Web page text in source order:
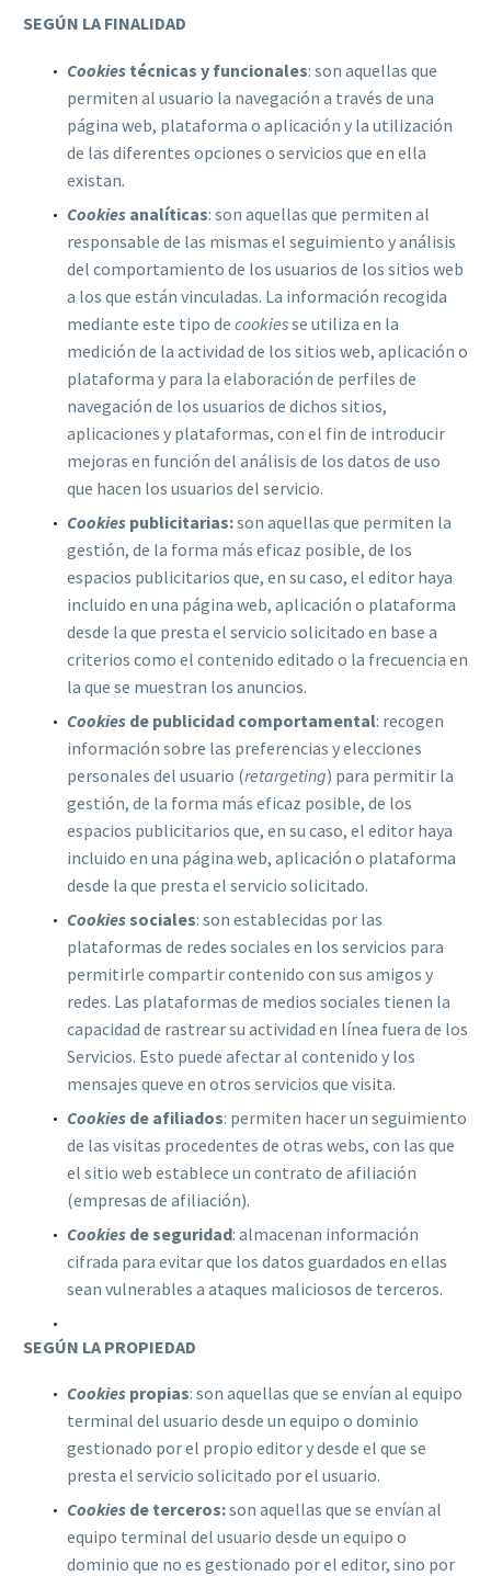
SEGÚN LA FINALIDAD
Cookies técnicas y funcionales: son aquellas que
permiten al usuario la navegación a través de una
página web, plataforma o aplicación y la utilización
de las diferentes opciones o servicios que en ella
existan.
Cookies analíticas: son aquellas que permiten al
responsable de las mismas el seguimiento y análisis
del comportamiento de los usuarios de los sitios web
a los que están vinculadas. La información recogida
mediante este tipo de cookiesse utiliza en la
medición de la actividad de los sitios web, aplicación o
plataforma y para la elaboración de perfiles de
navegación de los usuarios de dichos sitios,
aplicaciones y plataformas, con el fin de introducir
mejoras en función del análisis de los datos de uso
que hacen los usuarios del servicio.
Cookies publicitarias:son aquellas que permiten la
gestión, de la forma más eficaz posible, de los
espacios publicitarios que, en su caso, el editor haya
incluido en una página web, aplicación o plataforma
desde la que presta el servicio solicitado en base a
criterios como el contenido editado o la frecuencia en
la que se muestran los anuncios.
Cookies de publicidad comportamental: recogen
información sobre las preferencias y elecciones
personales del usuario (retargeting) para permitir la
gestión, de la forma más eficaz posible, de los
espacios publicitarios que, en su caso, el editor haya
incluido en una página web, aplicación o plataforma
desde la que presta el servicio solicitado.
Cookiessociales: son establecidas por las
plataformas de redes sociales en los servicios para
permitirle compartir contenido con sus amigos y
redes. Las plataformas de medios sociales tienen la
capacidad de rastrear su actividad en línea fuera de los
Servicios. Esto puede afectar al contenido y los
mensajes queve en otros servicios que visita.
Cookies de afiliados: permiten hacer un seguimiento
de las visitas procedentes de otras webs, con las que
el sitio web establece un contrato de afiliación
(empresas de afiliación).
Cookies de seguridad: almacenan información
cifrada para evitar que los datos guardados en ellas
sean vulnerables a ataques maliciosos de terceros.
SEGÚN LA PROPIEDAD
Cookies propias: son aquellas que se envían al equipo
terminal del usuario desde un equipo o dominio
gestionado por el propio editor y desde el que se
presta el servicio solicitado por el usuario.
Cookies de terceros:son aquellas que se envían al
equipo terminal del usuario desde un equipo o
dominio que no es gestionado por el editor, sino por